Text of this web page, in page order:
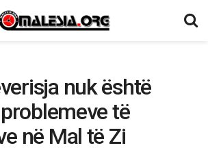
nuk është
të
në Mal të Zi